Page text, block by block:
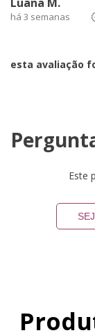
há 3 semanas
esta avaliação
Este